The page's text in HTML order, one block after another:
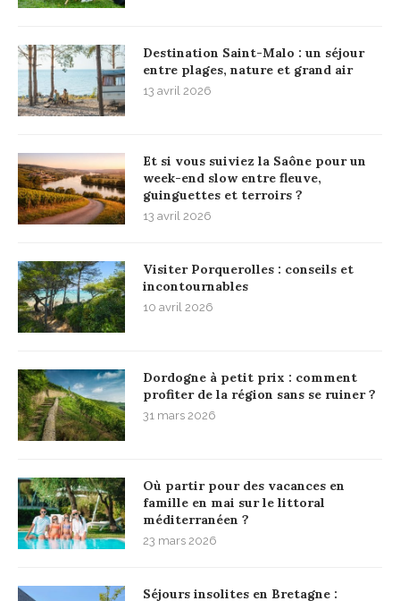
Destination Saint-Malo : un séjour
entre plages, nature et grand air
13 avril 2026
Et si vous suiviez la Saône pour un
week-end slow entre fleuve,
guinguettes et terroirs ?
13 avril 2026
Visiter Porquerolles : conseils et
incontournables
10 avril 2026
Dordogne à petit prix : comment
profiter de la région sans se ruiner ?
31 mars 2026
Où partir pour des vacances en
famille en mai sur le littoral
méditerranéen ?
23 mars 2026
Séjours insolites en Bretagne :